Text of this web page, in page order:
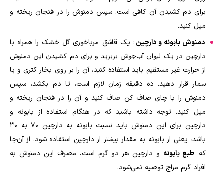
برای دم کشیدن آن کافی است. سپس دمنوش را در فنجان ریخته و
میل کنید.
دمنوش بابونه و دارچین: یک قاشق مرباخوری گل خشک را همراه با
دارچین در یک لیوان آب‌جوش بریزید و برای دم کشیدن این دمنوش
از حرارت غیر مستقیم باید استفاده کنید، آن را بر روی بخار کتری و یا
سمار قرار دهید. ده دقیقه زمان لازم است، تا دم بکشد، سپس
دمنوش را با چای صاف کن صاف کنید و آن را در فنجان ریخته و
میل کنید. توجه داشته باشید که در هنگام استفاده از بابونه و
دارچین برای این دمنوش باید نسبت بابونه به دارچین ۷۰ به ۳۰
باشد، یعنی از بابونه به مقدار بیشتر از دارچین استفاده شود. از آن‌جا
که طبع بابونه و دارچین هر دو گرم است، مصرف این دمنوش به
افراد گرم مزاج توصیه نمی‌شود.